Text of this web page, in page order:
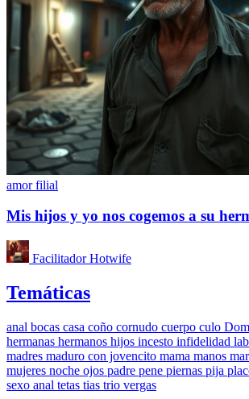
amor filial
Mis hijos y yo nos cogemos a su
Facilitador Hotwife
Temáticas
anal bocas casa coño cornudo cuerpo culo
hermanas hermanos hijos incesto infidelidad
madres maduro con jovencito mama manos
mujeres noche ojos padre pene piernas pija
sexo anal tetas tias trio vergas